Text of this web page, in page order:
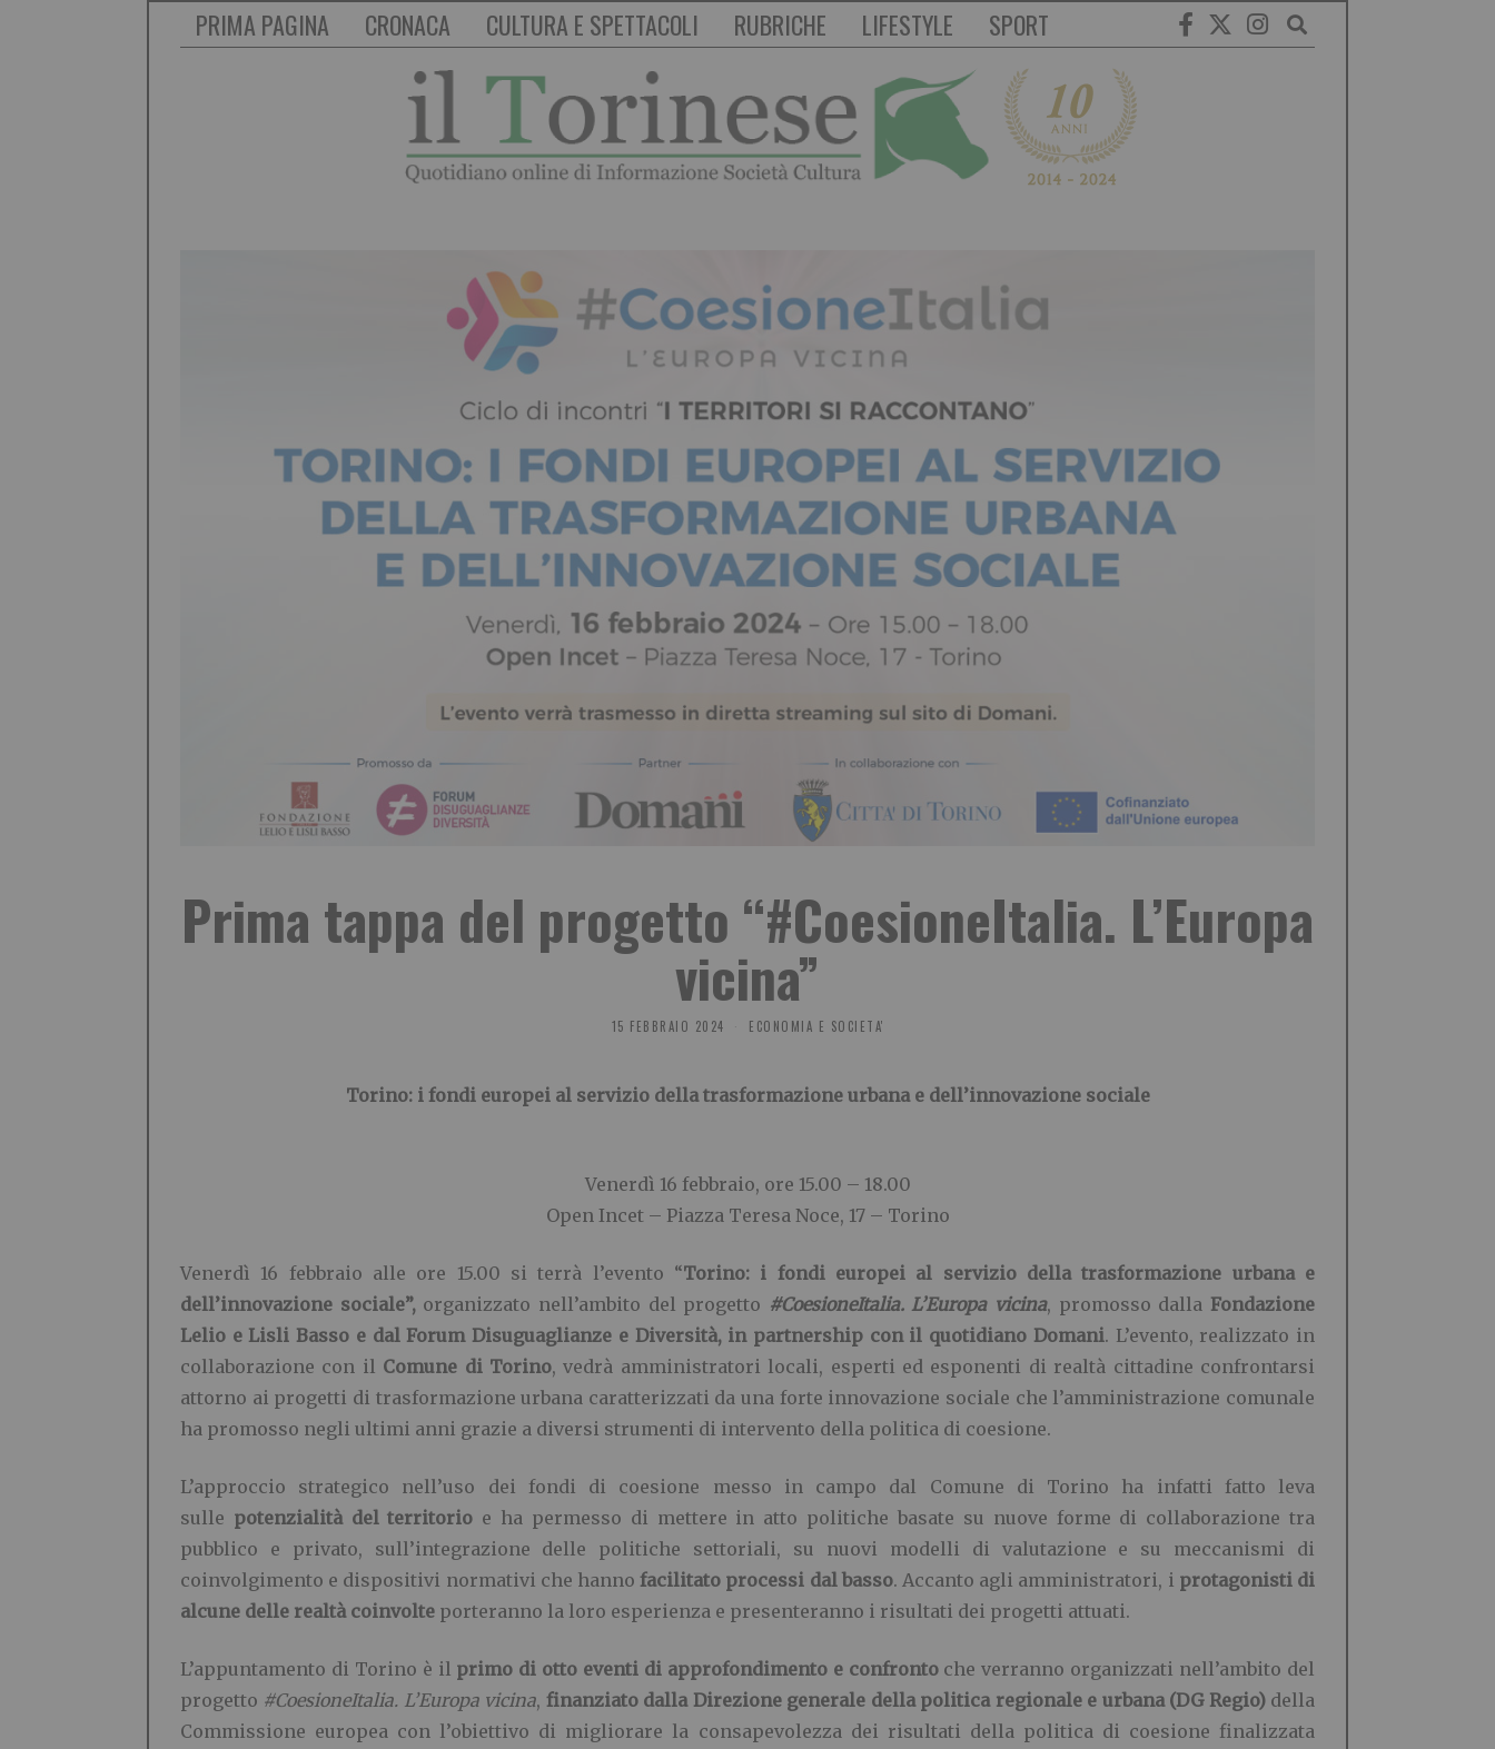
PRIMA PAGINA CRONACA CULTURA E SPETTACOLI RUBRICHE LIFESTYLE SPORT
Prima tappa del progetto “#CoesioneItalia. L’Europa
vicina”
15 FEBBRAIO 2024 ECONOMIA E SOCIETA'
Torino: i fondi europei al servizio della trasformazione urbana e dell’innovazione sociale
Venerdì 16 febbraio, ore 15.00 – 18.00
Open Incet – Piazza Teresa Noce, 17 – Torino
Venerdì 16 febbraio alle ore 15.00 si terrà l’evento “Torino: i fondi europei al servizio della trasformazione urbana e
dell’innovazione sociale”,organizzato nell’ambito del progetto #CoesioneItalia. L’Europa vicina, promosso dalla Fondazione
Lelio e Lisli Basso e dal Forum Disuguaglianze e Diversità, in partnership con il quotidiano Domani. L’evento, realizzato in
collaborazione con il Comune di Torino, vedrà amministratori locali, esperti ed esponenti di realtà cittadine confrontarsi
attorno ai progetti di trasformazione urbana caratterizzati da una forte innovazione sociale che l’amministrazione comunale
ha promosso negli ultimi anni grazie a diversi strumenti di intervento della politica di coesione.
L’approccio strategico nell’uso dei fondi di coesione messo in campo dal Comune di Torino ha infatti fatto leva
sulle potenzialità del territorio e ha permesso di mettere in atto politiche basate su nuove forme di collaborazione tra
pubblico e privato, sull’integrazione delle politiche settoriali, su nuovi modelli di valutazione e su meccanismi di
coinvolgimento e dispositivi normativi che hannofacilitato processi dal basso. Accanto agli amministratori, i protagonisti di
alcune delle realtà coinvolte porteranno la loro esperienza e presenteranno i risultati dei progetti attuati.
L’appuntamento di Torino è il primo di otto eventi di approfondimento e confrontoche verranno organizzati nell’ambito del
progetto #CoesioneItalia. L’Europa vicina, finanziato dalla Direzione generale della politica regionale e urbana (DG Regio)della
Commissione europea con l’obiettivo di migliorare la consapevolezza dei risultati della politica di coesione finalizzata